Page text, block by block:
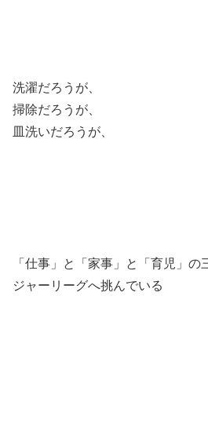
洗濯だろうが、
掃除だろうが、
皿洗いだろうが、
「仕事」と「家事」と「育児」の
ジャーリーグへ挑んでいる